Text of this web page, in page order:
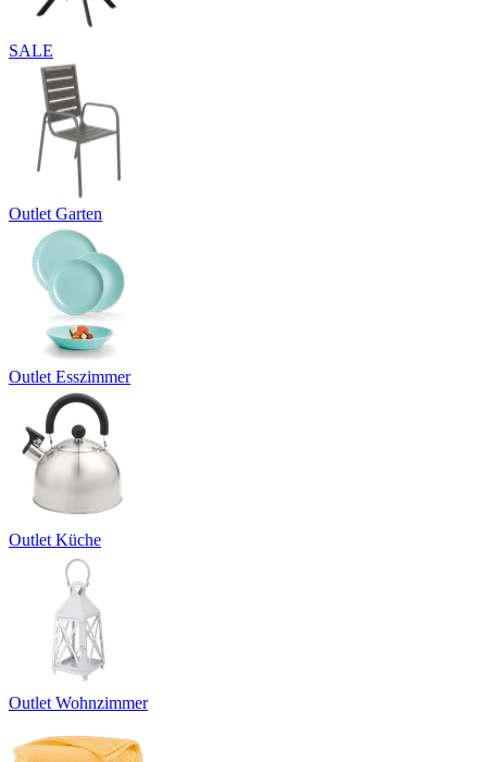
SALE
Outlet Garten
Outlet Esszimmer
Outlet Küche
Outlet Wohnzimmer